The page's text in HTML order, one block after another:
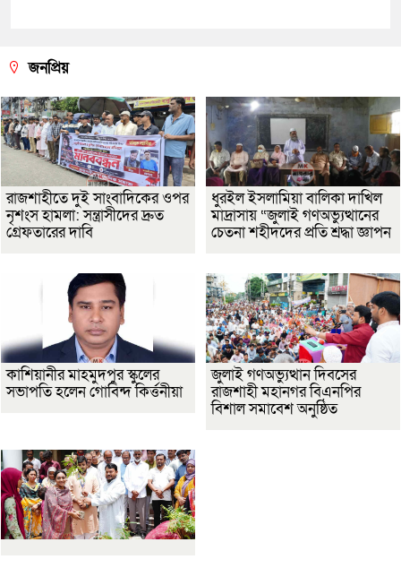
জনপ্রিয়
রাজশাহীতে দুই সাংবাদিকের ওপর
নৃশংস হামলা: সন্ত্রাসীদের দ্রুত
গ্রেফতারের দাবি
ধুরইল ইসলামিয়া বালিকা দাখিল
মাদ্রাসায় “জুলাই গণঅভ্যুত্থানের
চেতনা শহীদদের প্রতি শ্রদ্ধা জ্ঞাপন
কাশিয়ানীর মাহমুদপুর স্কুলের
সভাপতি হলেন গোবিন্দ কির্ত্তনীয়া
জুলাই গণঅভ্যুত্থান দিবসের
রাজশাহী মহানগর বিএনপির
বিশাল সমাবেশ অনুষ্ঠিত